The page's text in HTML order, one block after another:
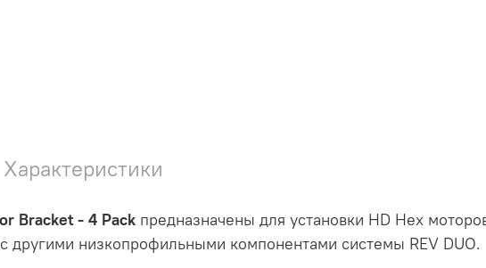
Характеристики
Bracket - 4 Pack предназначены для установки HD Hex
другими низкопрофильными компонентами системы REV DUO.